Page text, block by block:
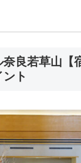
奈良若草山【
ト